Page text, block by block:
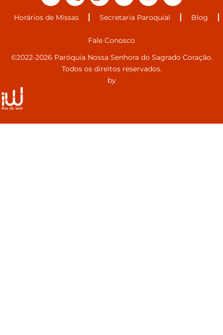
Horários de Missas Secretaria Paroquial Blog
Fale Conosco
©2022-2026 Paróquia Nossa Senhora do Sagrado Coração.
Todos os direitos reservados.
by